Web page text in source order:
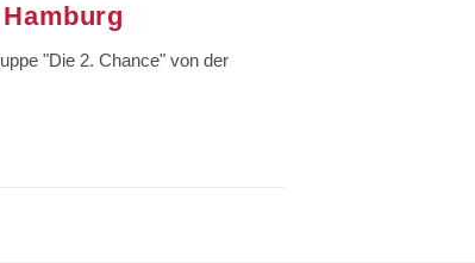
"Die 2. Chance" von der